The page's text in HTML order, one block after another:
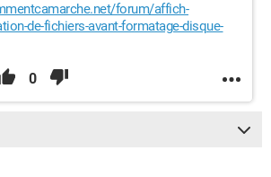
forum/affich-
de-fichiers-avant-formatage-disque-
0